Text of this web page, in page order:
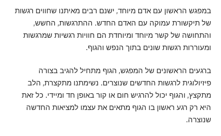
במפגש הראשון עם אדם מיוחד, ישנם רבים מאיתנו שחווים רגשות
של תיקשורת עמוקה עם האדם החדש. ההתרגשות, החשש,
והתחושה של קשר מיוחד ומיוחדת הם חוויות רגשיות שמרגשות
ומעוררות רגשות שונים בתוך הנפש והגוף.
ברגעים הראשונים של המפגש, הגוף מתחיל להגיב בצורה
פיזיולוגית לרגשות החדשים שנוצרים. נשימתנו מתקצרת, הלב
מתקצץ, והגוף יכול להרגיש חום או קור באופן חד ומיידי. כל זאת
היא רק רגע ראשון בו הגוף מתאים את עצמו למציאות החדשה
שנוצרה.